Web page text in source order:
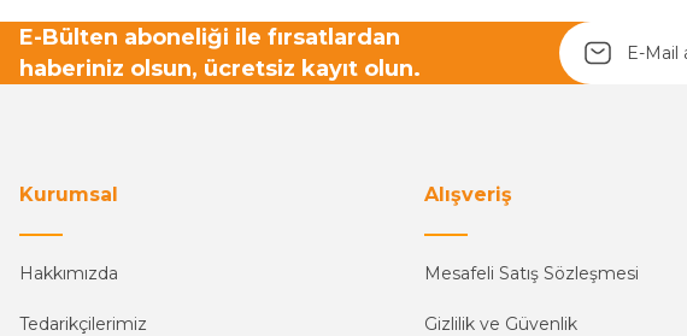
E-Bülten aboneliği ile fırsatlardan
haberiniz olsun, ücretsiz kayıt olun.
Kurumsal
Hakkımızda
Tedarikçilerimiz
Alışveriş
Mesafeli Satış Sözleşmesi
Gizlilik ve Güvenlik